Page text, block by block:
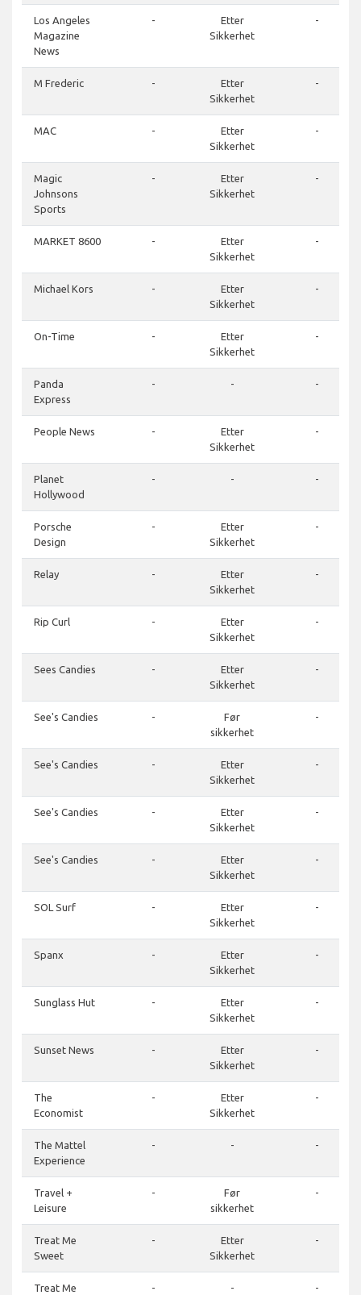
Los Angeles
Magazine
News
-
Etter
Sikkerhet
-
M Frederic -
Etter
Sikkerhet
-
MAC -
Etter
Sikkerhet
-
Magic
Johnsons
Sports
-
Etter
Sikkerhet
-
MARKET 8600 -
Etter
Sikkerhet
-
Michael Kors -
Etter
Sikkerhet
-
On-Time -
Etter
Sikkerhet
-
Panda
Express
- - -
People News -
Etter
Sikkerhet
-
Planet
Hollywood
- - -
Porsche
Design
-
Etter
Sikkerhet
-
Relay -
Etter
Sikkerhet
-
Rip Curl -
Etter
Sikkerhet
-
Sees Candies -
Etter
Sikkerhet
-
See's Candies -
Før
sikkerhet
-
See's Candies -
Etter
Sikkerhet
-
See's Candies -
Etter
Sikkerhet
-
See's Candies -
Etter
Sikkerhet
-
SOL Surf -
Etter
Sikkerhet
-
Spanx -
Etter
Sikkerhet
-
Sunglass Hut -
Etter
Sikkerhet
-
Sunset News -
Etter
Sikkerhet
-
The
Economist
-
Etter
Sikkerhet
-
The Mattel
Experience
- - -
Travel +
Leisure
-
Før
sikkerhet
-
Treat Me
Sweet
-
Etter
Sikkerhet
-
Treat Me
- - -